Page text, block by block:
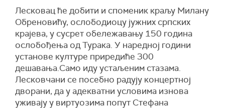
Лесковац ће добити и споменик краљу Милану
Обреновићу, ослободиоцу јужних српских
крајева, у сусрет обележавању 150 година
ослобођења од Турака. У наредној години
установе културе приредиће 300
дешавања.Само иду устаљеним стазама.
Лесковчани се посебно радују концертној
дворани, да у адекватни условима изнова
уживају у виртуозима попут Стефана